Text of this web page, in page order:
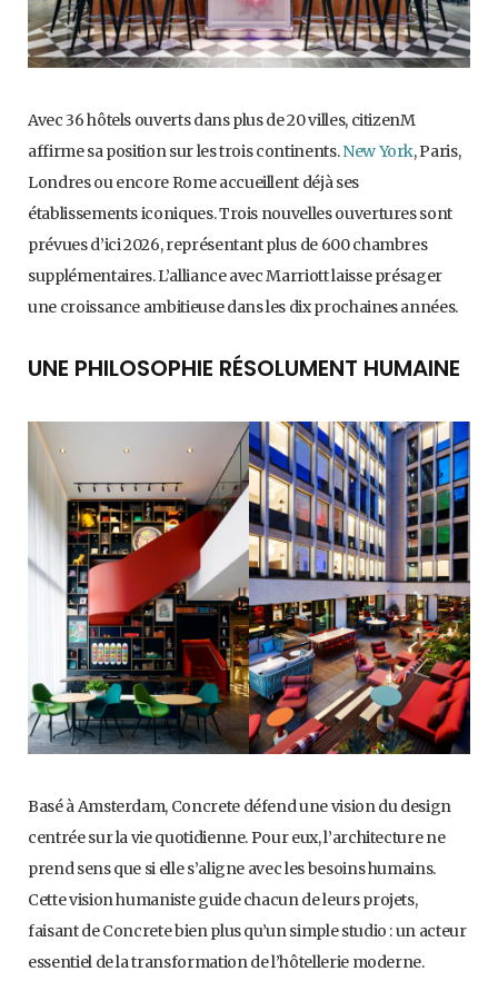
Avec 36 hôtels ouverts dans plus de 20 villes, citizenM
affirme sa position sur les trois continents.New York, Paris,
Londres ou encore Rome accueillent déjà ses
établissements iconiques. Trois nouvelles ouvertures sont
prévues d’ici 2026, représentant plus de 600 chambres
supplémentaires. L’alliance avec Marriott laisse présager
une croissance ambitieuse dans les dix prochaines années.
UNE PHILOSOPHIE RÉSOLUMENT HUMAINE
Basé à Amsterdam, Concrete défend une vision du design
centrée sur la vie quotidienne. Pour eux, l’architecture ne
prend sens que si elle s’aligne avec les besoins humains.
Cette vision humaniste guide chacun de leurs projets,
faisant de Concrete bien plus qu’un simple studio : un acteur
essentiel de la transformation de l’hôtellerie moderne.